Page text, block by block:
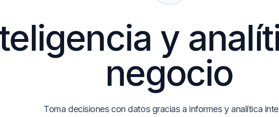
y
negocio
Toma decisiones con datos gracias a informes y analítica